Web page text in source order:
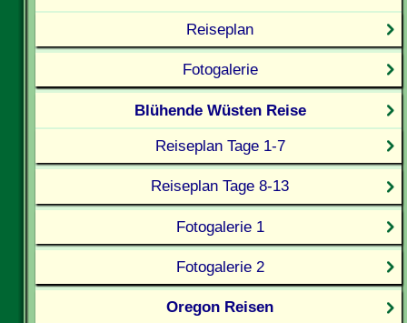
Reiseplan
Fotogalerie
Blühende Wüsten Reise
Reiseplan Tage 1-7
Reiseplan Tage 8-13
Fotogalerie 1
Fotogalerie 2
Oregon Reisen